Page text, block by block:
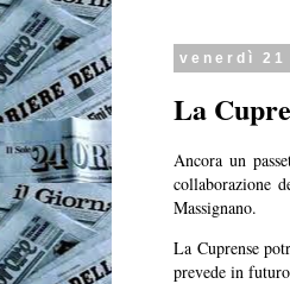
venerdì 21
La
Ancora un
collaborazione
Massignano.
La Cuprense
prevede in